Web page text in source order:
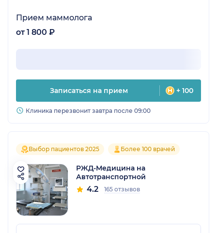
Прием маммолога
от 1 800 ₽
Записаться на прием + 100
Клиника перезвонит завтра после 09:00
Выбор пациентов 2025 Более 100 врачей
РЖД-Медицина на
Автотранспортной
4.2 165 отзывов